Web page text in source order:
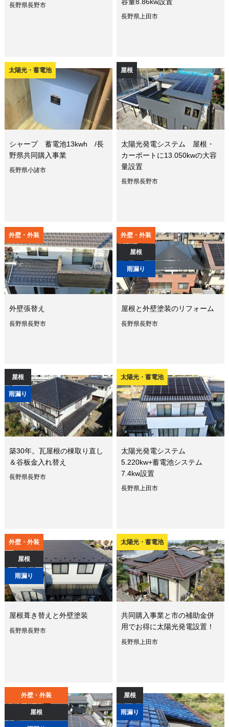
長野県長野市
長野県上田市
太陽光・蓄電池
シャープ 蓄電池13kwh /長
野県共同購入事業
長野県小諸市
屋根
太陽光発電システム 屋根・
カーポートに13.050kwの大容
量設置
長野県長野市
外壁・外装
外壁張替え
長野県長野市
外壁・外装
屋根
雨漏り
屋根と外壁塗装のリフォーム
長野県長野市
屋根
雨漏り
築30年。瓦屋根の棟取り直し
＆谷板金入れ替え
長野県長野市
太陽光・蓄電池
太陽光発電システム
5.220kw+蓄電池システム
7.4kw設置
長野県上田市
外壁・外装
屋根
雨漏り
屋根葺き替えと外壁塗装
長野県長野市
太陽光・蓄電池
共同購入事業と市の補助金併
用でお得に太陽光発電設置！
長野県上田市
外壁・外装
屋根
屋根
雨漏り